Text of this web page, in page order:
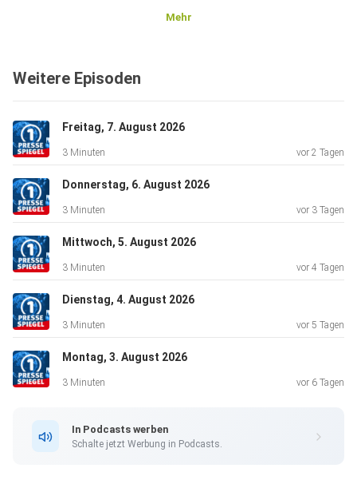
Mehr
Weitere Episoden
Freitag, 7. August 2026
3 Minuten vor 2 Tagen
Donnerstag, 6. August 2026
3 Minuten vor 3 Tagen
Mittwoch, 5. August 2026
3 Minuten vor 4 Tagen
Dienstag, 4. August 2026
3 Minuten vor 5 Tagen
Montag, 3. August 2026
3 Minuten vor 6 Tagen
In Podcasts werben
Schalte jetzt Werbung in Podcasts.